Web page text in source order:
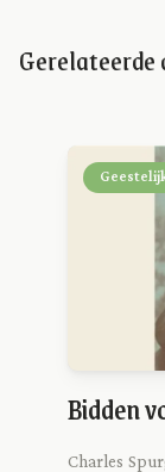
Bidden
Charles